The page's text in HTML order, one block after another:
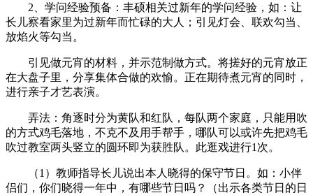
2、学问经验预备：丰硕相关过新年的学问经验，如：让
长儿察看家里为过新年而忙碌的大人；引见灯会、联欢勾当、
放焰火等勾当。
引见做元宵的材料，并示范制做方式。将搓好的元宵放正
在大盘子里，分享集体合做的欢愉。正在期待煮元宵的同时，
进行亲子才艺表演。
弄法：角逐时分为黄队和红队，每队两个家庭，只能用吹
的方式鸡毛落地，不克不及用手帮手，哪队可以或许先把鸡毛
吹过教室两头竖立的圆环即为获胜队。此逛戏进行1次。
（1）教师指导长儿说出本人晓得的保守节日。如：小伴
侣们，你们晓得一年中，有哪些节日吗？（出示各类节日的日